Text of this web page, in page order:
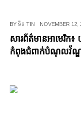
BY ទីន TIN NOVEMBER 12,
សារព័ត៌មានអាមេរិក៖
កំពុងជំពាក់បំណុលវ័ណ្